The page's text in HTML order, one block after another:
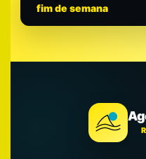
fim de semana